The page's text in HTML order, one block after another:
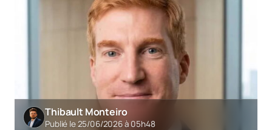
Thibault Monteiro
Publié le 25/06/2026 à 05h48